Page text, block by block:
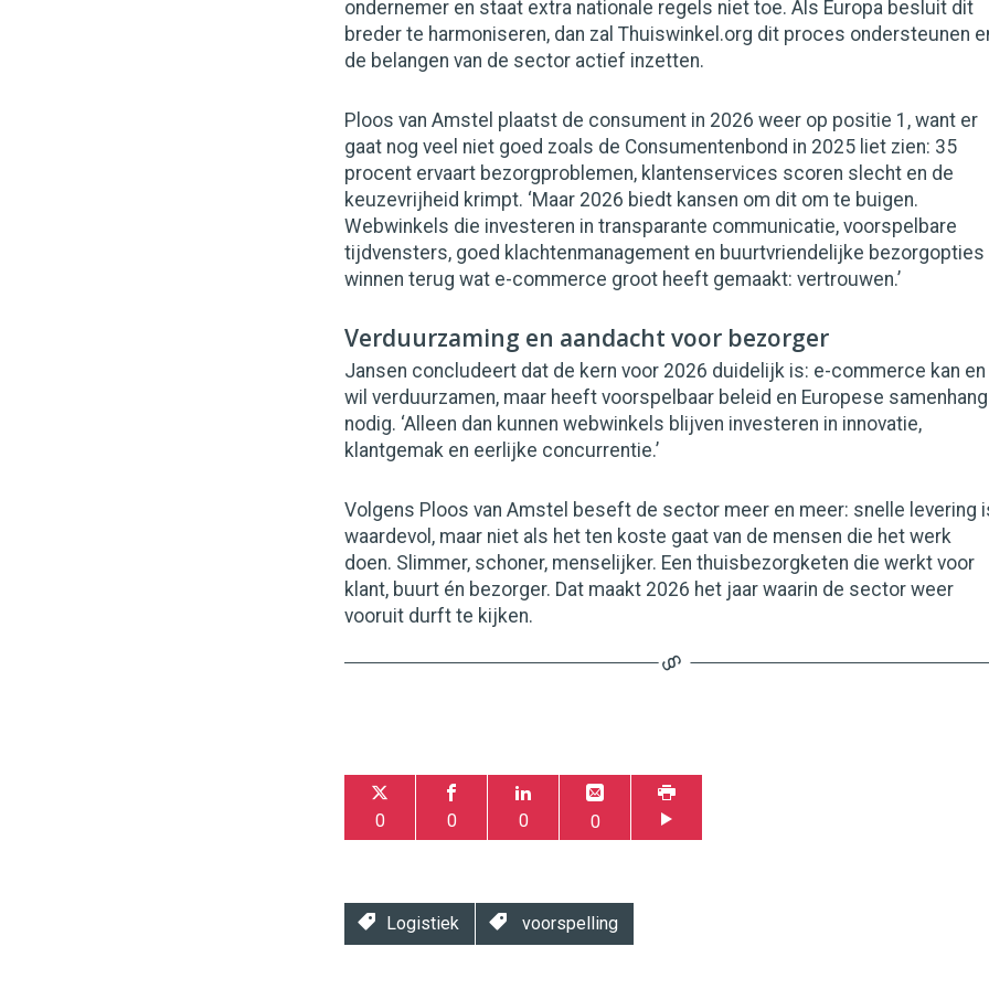
ondernemer en staat extra nationale regels niet toe. Als Europa besluit dit
breder te harmoniseren, dan zal Thuiswinkel.org dit proces ondersteunen
de belangen van de sector actief inzetten.
Ploos van Amstel plaatst de consument in 2026 weer op positie 1, want er
gaat nog veel niet goed zoals de Consumentenbond in 2025 liet zien: 35
procent ervaart bezorgproblemen, klantenservices scoren slecht en de
keuzevrijheid krimpt. ‘Maar 2026 biedt kansen om dit om te buigen.
Webwinkels die investeren in transparante communicatie, voorspelbare
tijdvensters, goed klachtenmanagement en buurtvriendelijke bezorgopties
winnen terug wat e-commerce groot heeft gemaakt: vertrouwen.’
Verduurzaming en aandacht voor bezorger
Jansen concludeert dat de kern voor 2026 duidelijk is: e-commerce kan en
wil verduurzamen, maar heeft voorspelbaar beleid en Europese samenhang
nodig. ‘Alleen dan kunnen webwinkels blijven investeren in innovatie,
klantgemak en eerlijke concurrentie.’
Volgens Ploos van Amstel beseft de sector meer en meer: snelle levering
waardevol, maar niet als het ten koste gaat van de mensen die het werk
doen. Slimmer, schoner, menselijker. Een thuisbezorgketen die werkt voor
klant, buurt én bezorger. Dat maakt 2026 het jaar waarin de sector weer
vooruit durft te kijken.
0 0 0 0
Logistiek voorspelling